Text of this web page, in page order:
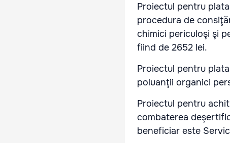
Proiectul pentru
procedura de
chimici periculoşi şi
fiind de 2652 lei.
Proiectul pentru
poluanţii organici
Proiectul pentru
combaterea
beneficiar este